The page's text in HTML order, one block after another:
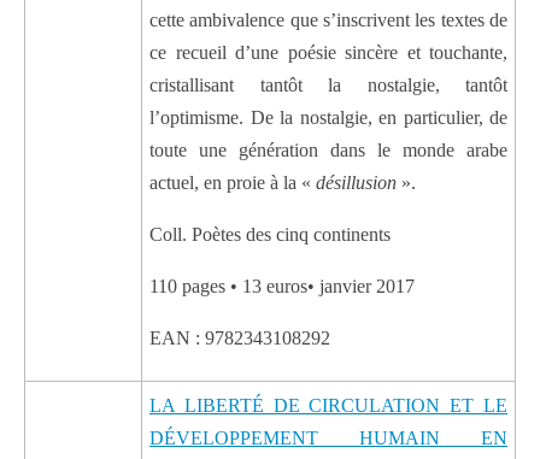
cette ambivalence que s’inscrivent les textes de
ce recueil d’une poésie sincère et touchante,
cristallisant tantôt la nostalgie, tantôt
l’optimisme. De la nostalgie, en particulier, de
toute une génération dans le monde arabe
actuel, en proie à la « désillusion ».
Coll. Poètes des cinq continents
110 pages • 13 euros• janvier 2017
EAN : 9782343108292
LA LIBERTÉ DE CIRCULATION ET LE
DÉVELOPPEMENT HUMAIN EN